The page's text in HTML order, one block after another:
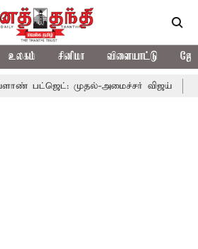
உலகம் சினிமா விளையாட்டு
முதல்-அமைச்சர் விஜய் தமிழக